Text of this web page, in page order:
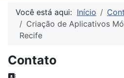
Você está aqui: Início
Criação de Aplicativos
Recife
Contato